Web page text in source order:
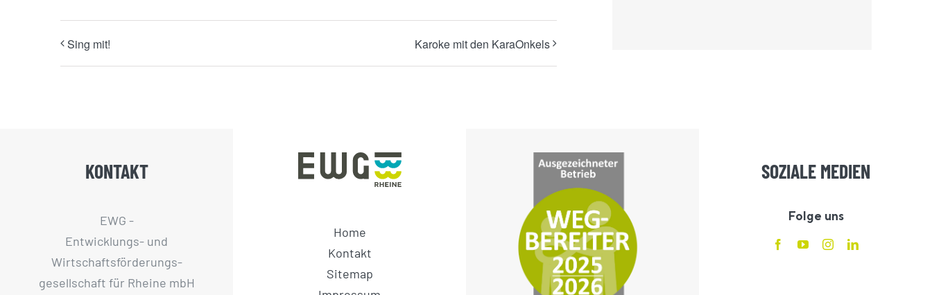
Sing mit! Karoke mit den KaraOnkels
KONTAKT
EWG -
Entwicklungs- und
Wirtschaftsförderungs­
gesellschaft für Rheine mbH
Home
Kontakt
Sitemap
SOZIALE MEDIEN
Folge uns